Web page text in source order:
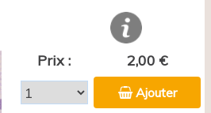
Prix : 2,00 €
Ajouter